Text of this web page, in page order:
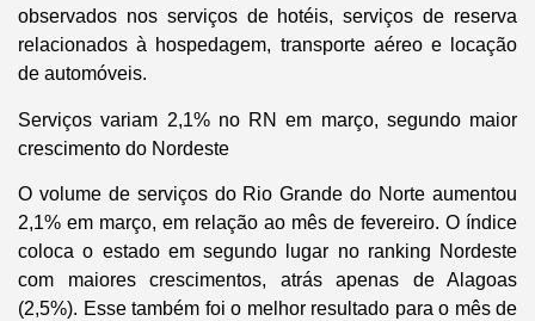
observados nos serviços de hotéis, serviços de reserva
relacionados à hospedagem, transporte aéreo e locação
de automóveis.
Serviços variam 2,1% no RN em março, segundo maior
crescimento do Nordeste
O volume de serviços do Rio Grande do Norte aumentou
2,1% em março, em relação ao mês de fevereiro. O índice
coloca o estado em segundo lugar no ranking Nordeste
com maiores crescimentos, atrás apenas de Alagoas
(2,5%). Esse também foi o melhor resultado para o mês de